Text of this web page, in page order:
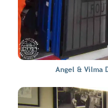
Angel & Vilma